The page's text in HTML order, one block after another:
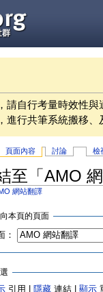
請自行考量時效性
進行共筆系統搬移
頁面內容 討論 檢
至「AMO
網站翻譯
本頁的頁面
：
引用 | 隱藏 連結 |顯示